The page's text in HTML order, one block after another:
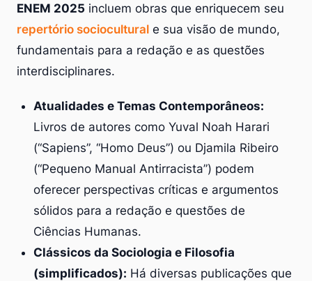
ENEM 2025 incluem obras que enriquecem seu
repertório sociocultural e sua visão de mundo,
fundamentais para a redação e as questões
interdisciplinares.
Atualidades e Temas Contemporâneos:
Livros de autores como Yuval Noah Harari
(“Sapiens”, “Homo Deus”) ou Djamila Ribeiro
(“Pequeno Manual Antirracista”) podem
oferecer perspectivas críticas e argumentos
sólidos para a redação e questões de
Ciências Humanas.
Clássicos da Sociologia e Filosofia
(simplificados): Há diversas publicações que